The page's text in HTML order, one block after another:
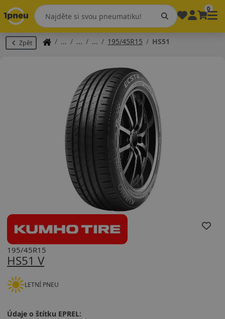
0
Zpět 195/45R15 HS51
HS51 V
195/45R15
LETNÍ PNEU
Údaje o štítku EPREL: